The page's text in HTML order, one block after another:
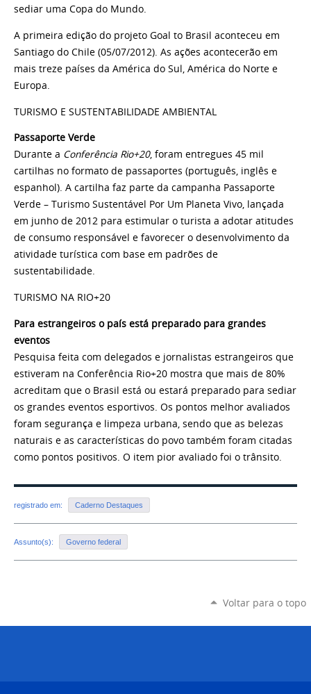
sediar uma Copa do Mundo.
A primeira edição do projeto Goal to Brasil aconteceu em
Santiago do Chile (05/07/2012). As ações acontecerão em
mais treze países da América do Sul, América do Norte e
Europa.
TURISMO E SUSTENTABILIDADE AMBIENTAL
Passaporte Verde
Durante a Conferência Rio+20, foram entregues 45 mil
cartilhas no formato de passaportes (português, inglês e
espanhol). A cartilha faz parte da campanha Passaporte
Verde – Turismo Sustentável Por Um Planeta Vivo, lançada
em junho de 2012 para estimular o turista a adotar atitudes
de consumo responsável e favorecer o desenvolvimento da
atividade turística com base em padrões de
sustentabilidade.
TURISMO NA RIO+20
Para estrangeiros o país está preparado para grandes
eventos
Pesquisa feita com delegados e jornalistas estrangeiros que
estiveram na Conferência Rio+20 mostra que mais de 80%
acreditam que o Brasil está ou estará preparado para sediar
os grandes eventos esportivos. Os pontos melhor avaliados
foram segurança e limpeza urbana, sendo que as belezas
naturais e as características do povo também foram citadas
como pontos positivos. O item pior avaliado foi o trânsito.
registrado em: Caderno Destaques
Assunto(s): Governo federal
Voltar para o topo